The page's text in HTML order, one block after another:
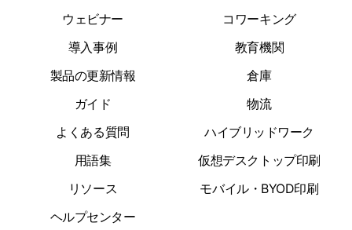
ウェビナー
導入事例
製品の更新情報
ガイド
よくある質問
用語集
リソース
ヘルプセンター
コワーキング
教育機関
倉庫
物流
ハイブリッドワーク
仮想デスクトップ印刷
モバイル・BYOD印刷